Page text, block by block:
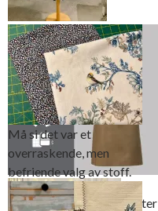
Sy ditt eget
forklede – en
spennende
julegave
Utgangspunktet for
forkledet var dette mønster
Må si det var et
overraskende, men
befriende valg av stoff.